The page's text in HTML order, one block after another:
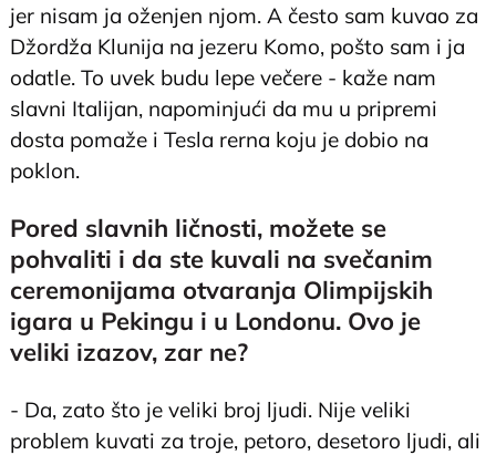
jer nisam ja oženjen njom. A često sam kuvao za
Džordža Klunija na jezeru Komo, pošto sam i ja
odatle. To uvek budu lepe večere - kaže nam
slavni Italijan, napominjući da mu u pripremi
dosta pomaže i Tesla rerna koju je dobio na
poklon.
Pored slavnih ličnosti, možete se
pohvaliti i da ste kuvali na svečanim
ceremonijama otvaranja Olimpijskih
igara u Pekingu i u Londonu. Ovo je
veliki izazov, zar ne?
- Da, zato što je veliki broj ljudi. Nije veliki
problem kuvati za troje, petoro, desetoro ljudi, ali